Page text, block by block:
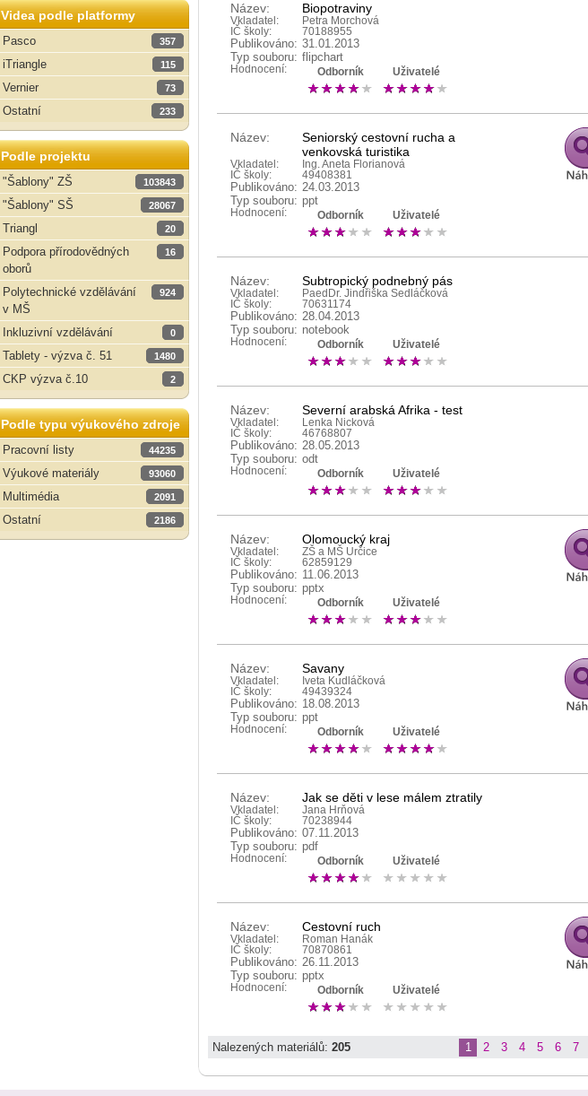
Videa podle platformy
Pasco
357
iTriangle 115
Vernier 73
Ostatní 233
Podle projektu
"Šablony" ZŠ
103843
"Šablony" SŠ 28067
Triangl 20
Podpora přírodovědných
oborů
16
Polytechnické vzdělávání
v MŠ
924
Inkluzivní vzdělávání 0
Tablety - výzva č. 51 1480
CKP výzva č.10 2
Podle typu výukového zdroje
Pracovní listy
44235
Výukové materiály 93060
Multimédia 2091
Ostatní 2186
Název: Biopotraviny
Vkladatel:
Petra Morchová
IČ školy:
70188955
Publikováno: 31.01.2013
Typ souboru: flipchart
Hodnocení: Odborník Uživatelé
Název:
Seniorský cestovní rucha a
venkovská turistika
Vkladatel:
Ing. Aneta Florianová
IČ školy:
49408381
Publikováno: 24.03.2013
Typ souboru: ppt
Hodnocení: Odborník Uživatelé
Název: Subtropický podnebný pás
Vkladatel:
PaedDr. Jindřiška Sedláčková
IČ školy:
70631174
Publikováno: 28.04.2013
Typ souboru: notebook
Hodnocení: Odborník Uživatelé
Název: Severní arabská Afrika - test
Vkladatel:
Lenka Nicková
IČ školy:
46768807
Publikováno: 28.05.2013
Typ souboru: odt
Hodnocení: Odborník Uživatelé
Název: Olomoucký kraj
Vkladatel:
ZŠ a MŠ Určice
IČ školy:
62859129
Publikováno: 11.06.2013
Typ souboru: pptx
Hodnocení: Odborník Uživatelé
Název: Savany
Vkladatel:
Iveta Kudláčková
IČ školy:
49439324
Publikováno: 18.08.2013
Typ souboru: ppt
Hodnocení: Odborník Uživatelé
Název: Jak se děti v lese málem ztratily
Vkladatel:
Jana Hrňová
IČ školy:
70238944
Publikováno: 07.11.2013
Typ souboru: pdf
Hodnocení: Odborník Uživatelé
Název: Cestovní ruch
Vkladatel:
Roman Hanák
IČ školy:
70870861
Publikováno: 26.11.2013
Typ souboru: pptx
Hodnocení: Odborník Uživatelé
Nalezených materiálů: 205 1 2 3 4 5 6 7